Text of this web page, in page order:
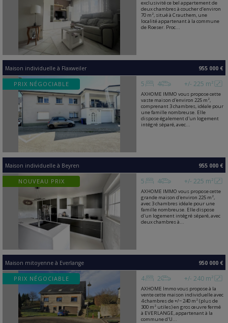
exclusivité ce bel appartement de
deux chambres à coucher d’environ
70 m², situé à Crauthem, une
localité appartenant à la commune
de Roeser. Proc...
Maison individuelle à Flaxweiler 955 000 €
PRIX NÉGOCIABLE +/- 225 m²
5 4
AXHOME IMMO vous propose cette
vaste maison d'environ 225 m²,
comprenant 3 chambres, idéale pour
une famille nombreuse. Elle
dispose également d'un logement
intégré séparé, avec...
Maison individuelle à Beyren 955 000 €
NOUVEAU PRIX +/- 225 m²
5 4
AXHOME IMMO vous propose cette
grande maison d'environ 225 m²,
avec 3 chambres idéale pour une
famille nombreuse. Elle dispose
d'un logement intégré séparé, avec
deux chambres à...
Maison mitoyenne à Everlange 950 000 €
PRIX NÉGOCIABLE +/- 240 m²
4 2
AXHOME Immo vous propose à la
vente cette maison individuelle avec
4 chambres de +/− 240 m² (plus de
300 m² utiles) en gros œuvre fermé
à EVERLANGE, appartenant à la
commune d'U...